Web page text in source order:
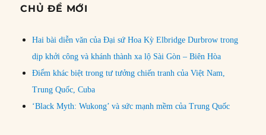
CHỦ ĐỀ MỚI
Hai bài diễn văn của Đại sứ Hoa Kỳ Elbridge Durbrow trong
dịp khởi công và khánh thành xa lộ Sài Gòn – Biên Hòa
Điểm khác biệt trong tư tưởng chiến tranh của Việt Nam,
Trung Quốc, Cuba
‘Black Myth: Wukong’ và sức mạnh mềm của Trung Quốc